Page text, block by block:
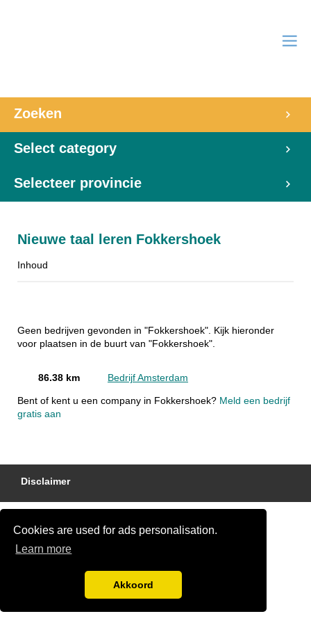
Cookies are used for ads personalisation.
Learn more
Akkoord
Zoeken
Select category
Selecteer provincie
Nieuwe taal leren Fokkershoek
Inhoud
Geen bedrijven gevonden in "Fokkershoek". Kijk hieronder
voor plaatsen in de buurt van "Fokkershoek".
86.38 km Bedrijf Amsterdam
Bent of kent u een company in Fokkershoek? Meld een bedrijf
gratis aan
Disclaimer